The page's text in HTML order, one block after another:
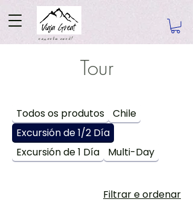
conecta você!
Tour
Todos os produtos
Chile
Excursión de 1/2 Día
Excursión de 1 Día
Multi-Day
Filtrar e ordenar